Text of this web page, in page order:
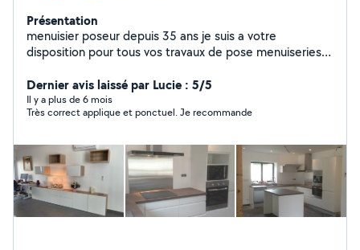
Présentation
menuisier poseur depuis 35 ans je suis a votre
disposition pour tous vos travaux de pose menuiseries
,portes , montage de meubles , pose cuisine , parquet
etc je peut aussi faire la fourniture sur certain produit
comme la création sur mesure de verrière type atelier
portes, fenêtres,volets ,Velux . produit français garantie
constructeur Déplacement pour devis gratuit
Dernier avis laissé par Lucie : 5/5
Il y a plus de 6 mois
Très correct applique et ponctuel. Je recommande